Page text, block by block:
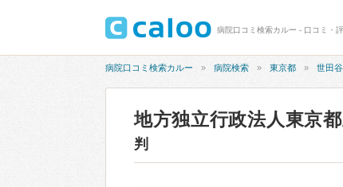
病院口コミ検索カルー - 口コミ・
病院口コミ検索カルー 病院検索 東京都 世田
地方独立行政法人東京
判